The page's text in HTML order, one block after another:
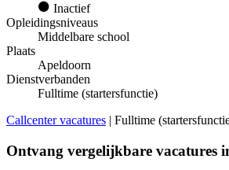
Inactief
Opleidingsniveaus
Middelbare school
Plaats
Apeldoorn
Dienstverbanden
Fulltime (startersfunctie)
Callcenter vacatures | Fulltime
Ontvang vergelijkbare vacatures